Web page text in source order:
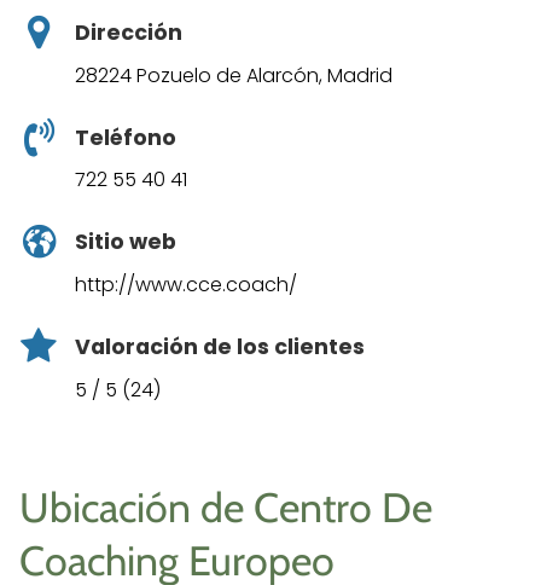
Dirección
28224 Pozuelo de Alarcón, Madrid
Teléfono
722 55 40 41
Sitio web
http://www.cce.coach/
Valoración de los clientes
5 / 5 (24)
Ubicación de Centro De
Coaching Europeo